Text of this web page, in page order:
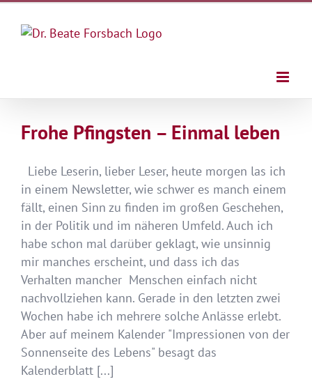
Zum
Inhalt
Frohe Pfingsten – Einmal leben
Liebe Leserin, lieber Leser, heute morgen las ich
in einem Newsletter, wie schwer es manch einem
fällt, einen Sinn zu finden im großen Geschehen,
in der Politik und im näheren Umfeld. Auch ich
habe schon mal darüber geklagt, wie unsinnig
mir manches erscheint, und dass ich das
Verhalten mancher Menschen einfach nicht
nachvollziehen kann. Gerade in den letzten zwei
Wochen habe ich mehrere solche Anlässe erlebt.
Aber auf meinem Kalender "Impressionen von der
Sonnenseite des Lebens" besagt das
Kalenderblatt [...]